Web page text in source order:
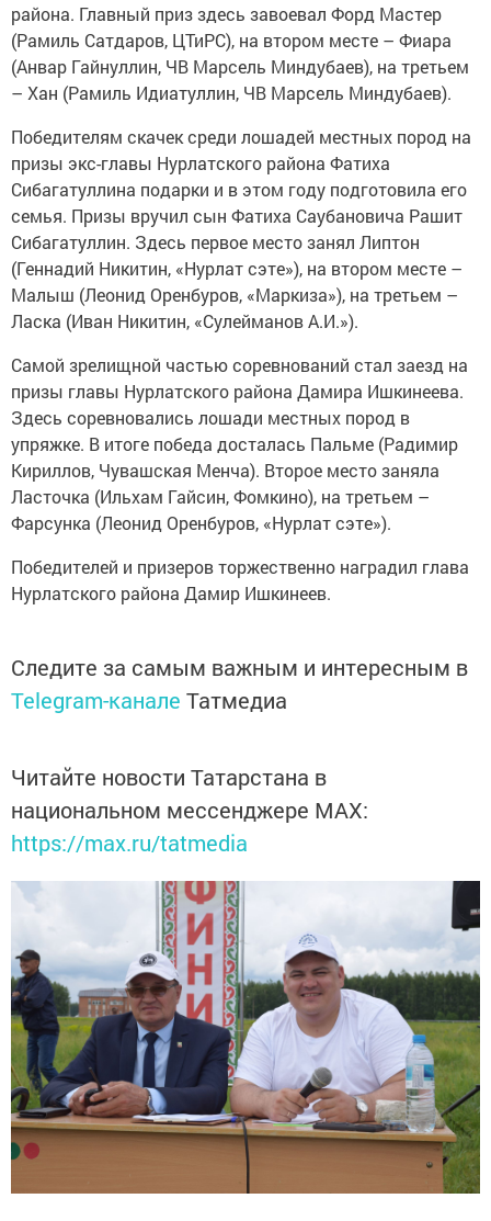
района. Главный приз здесь завоевал Форд Мастер
(Рамиль Сатдаров, ЦТиРС), на втором месте – Фиара
(Анвар Гайнуллин, ЧВ Марсель Миндубаев), на третьем
– Хан (Рамиль Идиатуллин, ЧВ Марсель Миндубаев).
Победителям скачек среди лошадей местных пород на
призы экс-главы Нурлатского района Фатиха
Сибагатуллина подарки и в этом году подготовила его
семья. Призы вручил сын Фатиха Саубановича Рашит
Сибагатуллин. Здесь первое место занял Липтон
(Геннадий Никитин, «Нурлат сэте»), на втором месте –
Малыш (Леонид Оренбуров, «Маркиза»), на третьем –
Ласка (Иван Никитин, «Сулейманов А.И.»).
Самой зрелищной частью соревнований стал заезд на
призы главы Нурлатского района Дамира Ишкинеева.
Здесь соревновались лошади местных пород в
упряжке. В итоге победа досталась Пальме (Радимир
Кириллов, Чувашская Менча). Второе место заняла
Ласточка (Ильхам Гайсин, Фомкино), на третьем –
Фарсунка (Леонид Оренбуров, «Нурлат сэте»).
Победителей и призеров торжественно наградил глава
Нурлатского района Дамир Ишкинеев.
Следите за самым важным и интересным в
Telegram-канале Татмедиа
Читайте новости Татарстана в
национальном мессенджере MАХ:
https://max.ru/tatmedia